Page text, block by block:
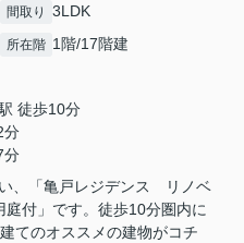
間取り 3LDK
所在階 1階/17階建
徒歩10分
分
分
、「亀戸レジデンス リノベ
付」です。徒歩10分圏内に
てのオススメの建物がコチ